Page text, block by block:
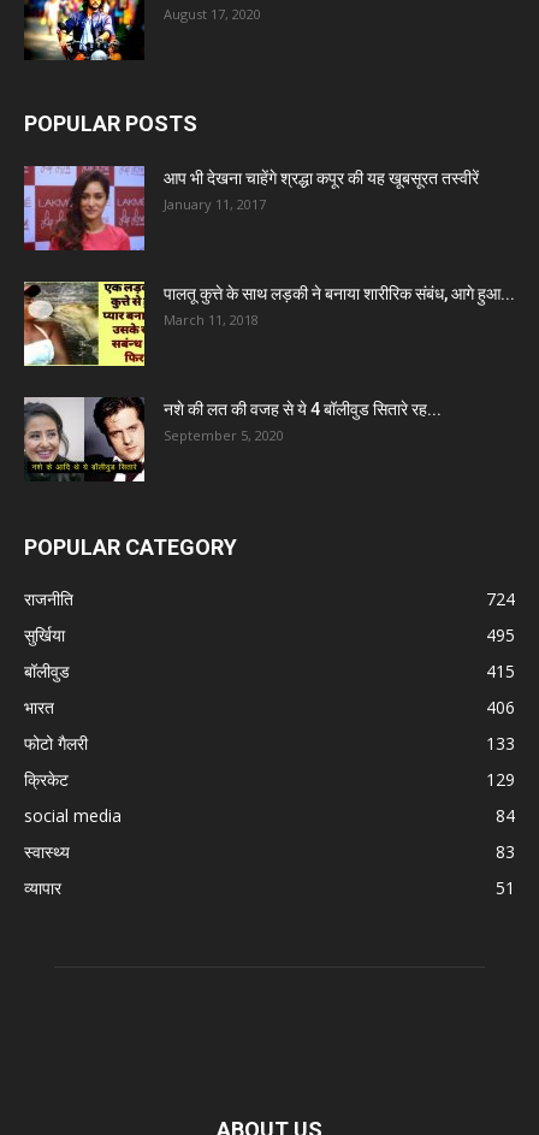
August 17, 2020
POPULAR POSTS
आप भी देखना चाहेंगे श्रद्धा कपूर की यह खूबसूरत तस्वीरें
January 11, 2017
पालतू कुत्ते के साथ लड़की ने बनाया शारीरिक संबंध, आगे हुआ...
March 11, 2018
नशे की लत की वजह से ये 4 बॉलीवुड सितारे रह...
September 5, 2020
POPULAR CATEGORY
राजनीति
724
सुर्खिया
495
बॉलीवुड
415
भारत
406
फोटो गैलरी
133
क्रिकेट
129
social media
84
स्वास्थ्य
83
व्यापार
51